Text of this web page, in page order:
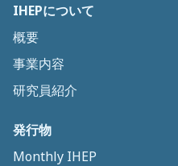
IHEPについて
概要
事業内容
研究員紹介
発行物
Monthly IHEP